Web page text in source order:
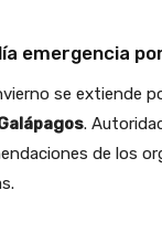
emergencia
se extiende
.
de los